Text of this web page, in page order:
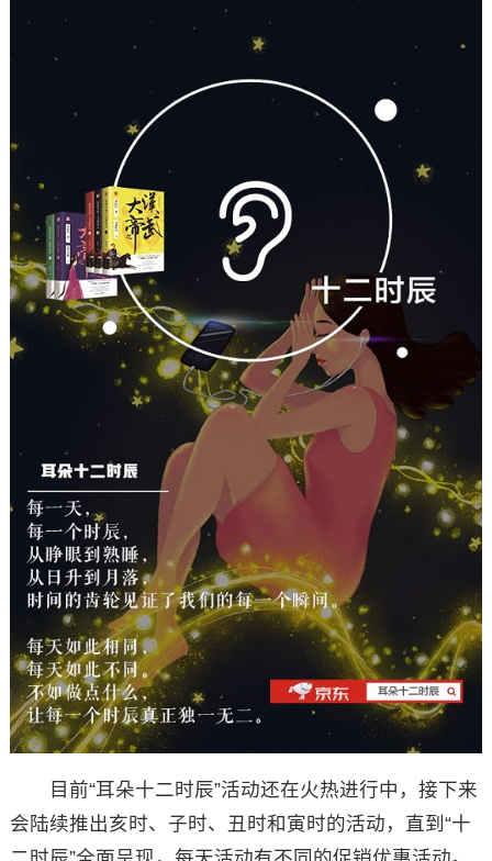
目前“耳朵十二时辰”活动还在火热进行中，接下来
会陆续推出亥时、子时、丑时和寅时的活动，直到“十